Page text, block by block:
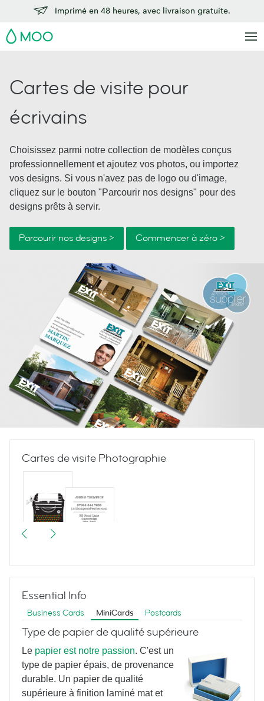
Imprimé en 48 heures, avec livraison gratuite.
MOO
Cartes de visite pour
écrivains
Choisissez parmi notre collection de modèles conçus
professionnellement et ajoutez vos photos, ou importez
vos designs. Si vous n'avez pas de logo ou d'image,
cliquez sur le bouton "Parcourir nos designs" pour des
designs prêts à servir.
Parcourir nos designs > Commencer à zéro >
Cartes de visite Photographie
More Vintage Typewriters
Yoga Poses
Essential Info
Business Cards MiniCards Postcards
Type de papier de qualité supérieure
Le papier est notre passion. C'est un
type de papier épais, de provenance
durable. Un papier de qualité
supérieure à finition laminé mat et